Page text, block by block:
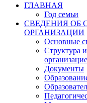
ГЛАВНАЯ
Год семьи
СВЕДЕНИЯ ОБ
ОРГАНИЗАЦИИ
Основные
Структура
Документы